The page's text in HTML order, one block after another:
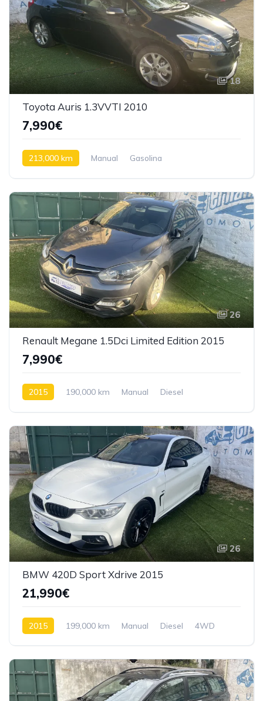
18
Toyota Auris 1.3VVTI 2010
7,990€
213,000 km Manual
Gasolina
26
Renault Megane 1.5Dci Limited Edition 2015
7,990€
2015 190,000 km Manual
Diesel
26
BMW 420D Sport Xdrive 2015
21,990€
2015 199,000 km Manual Diesel 4WD